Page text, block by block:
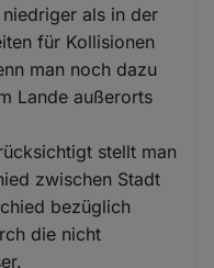
als in der
für Kollisionen
man noch dazu
Lande außerorts
stellt man
zwischen Stadt
bezüglich
die nicht